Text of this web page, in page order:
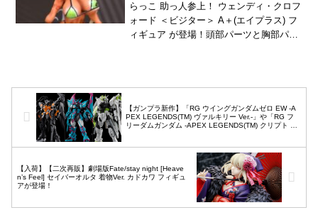
らっこ 助っ人参上！ ウェンディ・クロフ
ォード ＜ビジター＞ A＋(エイプラス) フ
ィギュア が登場！頭部パーツと胸部パー
【ガンプラ新作】「RG ウイングガンダムゼロ EW -A
PEX LEGENDS(TM) ヴァルキリー Ver.-」や「RG フ
リーダムガンダム -APEX LEGENDS(TM) クリプト Ve
【入荷】【二次再販】劇場版Fate/stay night [Heave
n’s Feel] セイバーオルタ 着物Ver. カドカワ フィギュ
アが登場！